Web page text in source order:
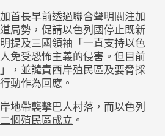
首長早前透過聯合聲明關注加
局勢，促請以色列國停止既新
提及三國領袖「一直支持以色
免受恐怖主義的侵害。但目前
，並譴責西岸殖民區及要脅採
動作為回應。
地帶襲擊巴人村落，而以色列
個殖民區成立 。